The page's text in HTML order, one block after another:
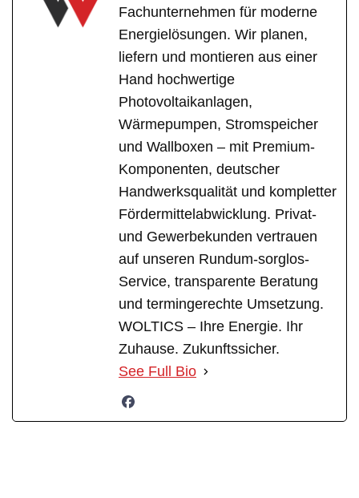
Fachunternehmen für moderne
Energielösungen. Wir planen,
liefern und montieren aus einer
Hand hochwertige
Photovoltaikanlagen,
Wärmepumpen, Stromspeicher
und Wallboxen – mit Premium-
Komponenten, deutscher
Handwerksqualität und kompletter
Fördermittelabwicklung. Privat-
und Gewerbekunden vertrauen
auf unseren Rundum-sorglos-
Service, transparente Beratung
und termingerechte Umsetzung.
WOLTICS – Ihre Energie. Ihr
Zuhause. Zukunftssicher.
See Full Bio